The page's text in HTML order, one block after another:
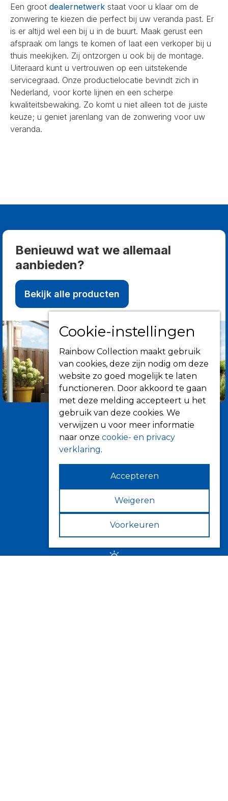
Een groot dealernetwerk staat voor u klaar om de
zonwering te kiezen die perfect bij uw veranda past. Er
is er altijd wel een bij u in de buurt. Maak gerust een
afspraak om langs te komen of laat een verkoper bij u
thuis meekijken. Zij ontzorgen u ook bij de montage.
Uiteraard kunt u vertrouwen op een uitstekende
servicegraad. Onze productielocatie bevindt zich in
Nederland, voor korte lijnen en een scherpe
kwaliteitsbewaking. Zo komt u niet alleen tot de juiste
keuze; u geniet jarenlang van de zonwering voor uw
veranda.
Benieuwd wat we allemaal
aanbieden?
Bekijk alle producten
Informatie
Over ons
Tips
Verkooppunten
Cookie-instellingen
Rainbow Collection maakt gebruik
van cookies, deze zijn nodig om deze
website zo goed mogelijk te laten
functioneren. Door akkoord te gaan
met deze melding accepteert u het
gebruik van deze cookies. We
verwijzen u voor meer informatie
naar onze cookie- en privacy
verklaring.
Accepteren
Weigeren
Voorkeuren